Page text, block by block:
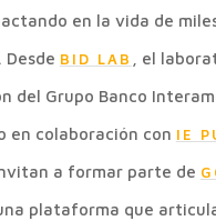
en la vida de
Desde BID LAB , el
del Grupo Banco
en colaboración con IE
a formar parte de
plataforma que